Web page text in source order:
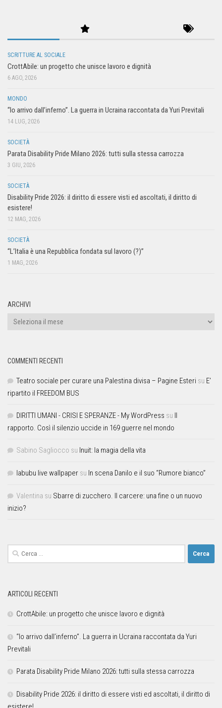
SCRITTURE AL SOCIALE
CrottAbile: un progetto che unisce lavoro e dignità
6 AGO, 2026
MONDO
“Io arrivo dall’inferno”. La guerra in Ucraina raccontata da Yuri Previtali
14 LUG, 2026
SOCIETÀ
Parata Disability Pride Milano 2026: tutti sulla stessa carrozza
3 GIU, 2026
SOCIETÀ
Disability Pride 2026: il diritto di essere visti ed ascoltati, il diritto di
esistere!
12 MAG, 2026
SOCIETÀ
“L’Italia è una Repubblica fondata sul lavoro (?)”
1 MAG, 2026
ARCHIVI
COMMENTI RECENTI
Teatro sociale per curare una Palestina divisa – Pagine Esteri su E’
ripartito il FREEDOM BUS
DIRITTI UMANI - CRISI E SPERANZE - My WordPress su Il
rapporto. Così il silenzio uccide in 169 guerre nel mondo
Sabino Sagliocco su Inuit: la magia della vita
labubu live wallpaper su In scena Danilo e il suo “Rumore bianco”
Valentina su Sbarre di zucchero. Il carcere: una fine o un nuovo
inizio?
ARTICOLI RECENTI
CrottAbile: un progetto che unisce lavoro e dignità
“Io arrivo dall’inferno”. La guerra in Ucraina raccontata da Yuri
Previtali
Parata Disability Pride Milano 2026: tutti sulla stessa carrozza
Disability Pride 2026: il diritto di essere visti ed ascoltati, il diritto di